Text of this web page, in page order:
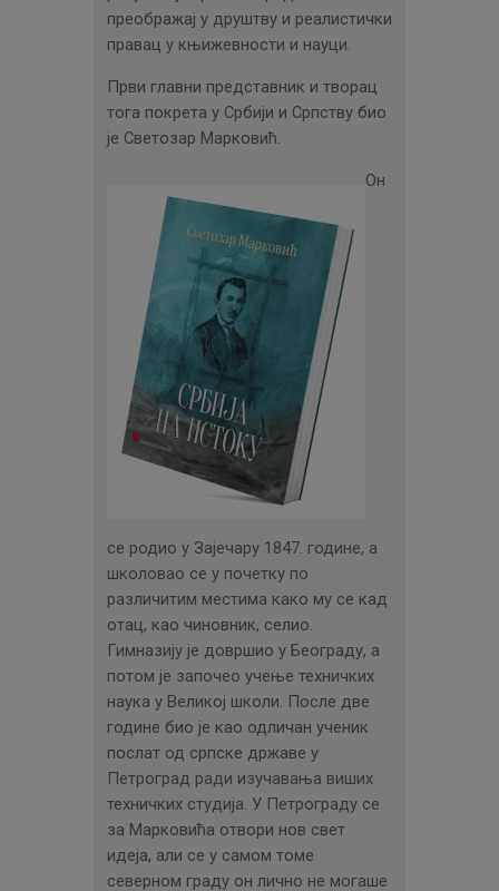
преображај у друштву и реалистички
правац у књижевности и науци.
Први главни представник и творац
тога покрета у Србији и Српству био
је Светозар Марковић.
Он
се родио у Зајечару 1847. године, а
школовао се у почетку по
различитим местима како му се кад
отац, као чиновник, селио.
Гимназију је довршио у Београду, а
потом је започео учење техничких
наука у Великој школи. После две
године био је као одличан ученик
послат од српске државе у
Петроград ради изучавања виших
техничких студија. У Петрограду се
за Марковића отвори нов свет
идеја, али се у самом томе
северном граду он лично не могаше